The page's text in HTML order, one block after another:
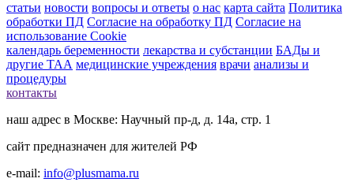
статьи новости вопросы и ответы о нас карта сайта Политика
обработки ПД Согласие на обработку ПД Согласие на
использование Cookie
календарь беременности лекарства и субстанции БАДы и
другие ТАА медицинские учреждения врачи анализы и
процедуры
контакты
наш адрес в Москве: Научный пр-д, д. 14а, стр. 1
сайт предназначен для жителей РФ
e-mail: info@plusmama.ru